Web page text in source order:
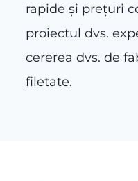
rapide și prețuri
proiectul dvs.
cererea dvs. de
filetate.